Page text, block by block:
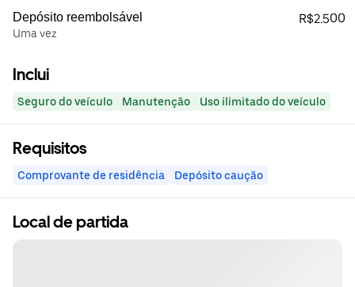
Depósito reembolsável
Uma vez
R$2.500
Inclui
Seguro do veículo Manutenção Uso ilimitado do veículo
Requisitos
Comprovante de residência Depósito caução
Local de partida